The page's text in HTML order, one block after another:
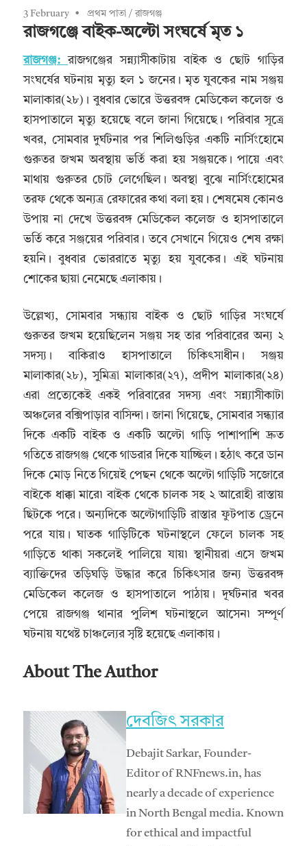
3 February প্রথম পাতা /রাজগঞ্জ
রাজগঞ্জে বাইক-অল্টো সংঘর্ষে মৃত ১
রাজগঞ্জ:
রাজগঞ্জের সন্ন্যাসীকাটায় বাইক ও ছোট গাড়ির
সংঘর্ষের ঘটনায় মৃত্যু হল ১ জনের। মৃত যুবকের নাম সঞ্জয়
মালাকার(২৮)। বুধবার ভোরে উত্তরবঙ্গ মেডিকেল কলেজ ও
হাসপাতালে মৃত্যু হয়েছে বলে জানা গিয়েছে। পরিবার সূত্রে
খবর, সোমবার দুর্ঘটনার পর শিলিগুড়ির একটি নার্সিংহোমে
গুরুতর জখম অবস্থায় ভর্তি করা হয় সঞ্জয়কে। পায়ে এবং
মাথায় গুরুতর চোট লেগেছিল। অবস্থা বুঝে নার্সিংহোমের
তরফ থেকে অন্যত্র রেফারের কথা বলা হয়। শেষমেষ কোনও
উপায় না দেখে উত্তরবঙ্গ মেডিকেল কলেজ ও হাসপাতালে
ভর্তি করে সঞ্জয়ের পরিবার। তবে সেখানে গিয়েও শেষ রক্ষা
হয়নি। বুধবার ভোররাতে মৃত্যু হয় যুবকের। এই ঘটনায়
শোকের ছায়া নেমেছে এলাকায়।
উল্লেখ্য, সোমবার সন্ধ্যায় বাইক ও ছোট গাড়ির সংঘর্ষে
গুরুতর জখম হয়েছিলেন সঞ্জয় সহ তার পরিবারের অন্য ২
সদস্য। বাকিরাও হাসপাতালে চিকিৎসাধীন। সঞ্জয়
মালাকার(২৮), সুমিত্রা মালাকার(২৭), প্রদীপ মালাকার(২৪)
এরা প্রত্যেকেই একই পরিবারের সদস্য এবং সন্ন্যাসীকাটা
অঞ্চলের বক্সিপাড়ার বাসিন্দা। জানা গিয়েছে, সোমবার সন্ধ্যার
দিকে একটি বাইক ও একটি অল্টো গাড়ি পাশাপাশি দ্রুত
গতিতে রাজগঞ্জ থেকে গাডরার দিকে যাচ্ছিল। হঠাৎ করে ডান
দিকে মোড় নিতে গিয়েই পেছন থেকে অল্টো গাড়িটি সজোরে
বাইকে ধাক্কা মারে৷ বাইক থেকে চালক সহ ২ আরোহী রাস্তায়
ছিটকে পরে। অন্যদিকে অল্টোগাড়িটি রাস্তার ফুটপাত ড্রেনে
পরে যায়। ঘাতক গাড়িটিকে ঘটনাস্থলে ফেলে চালক সহ
গাড়িতে থাকা সকলেই পালিয়ে যায়৷ স্থানীয়রা এসে জখম
ব্যাক্তিদের তড়িঘড়ি উদ্ধার করে চিকিৎসার জন্য উত্তরবঙ্গ
মেডিকেল কলেজ ও হাসপাতালে পাঠায়। দূর্ঘটনার খবর
পেয়ে রাজগঞ্জ থানার পুলিশ ঘটনাস্থলে আসেন৷ সম্পূর্ণ
ঘটনায় যথেষ্ট চাঞ্চল্যের সৃষ্টি হয়েছে এলাকায়।
About The Author
দেবজিৎ সরকার
Debajit Sarkar, Founder-
Editor of RNFnews.in, has
nearly a decade of experience
in North Bengal media. Known
for ethical and impactful